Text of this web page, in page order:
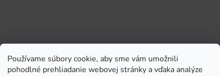
Používame súbory cookie, aby sme vám umožnili
pohodlné prehliadanie webovej stránky a vďaka analýze